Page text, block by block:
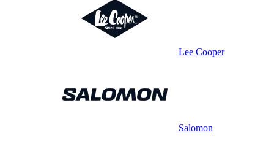
Lee Cooper
Salomon